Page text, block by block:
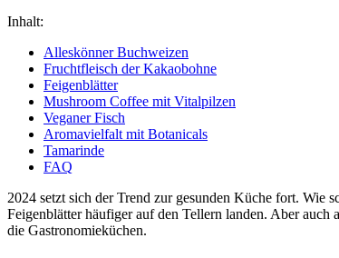
Inhalt:
Alleskönner Buchweizen
Fruchtfleisch der Kakaobohne
Feigenblätter
Mushroom Coffee mit Vitalpilzen
Veganer Fisch
Aromavielfalt mit Botanicals
Tamarinde
FAQ
2024 setzt sich der Trend zur gesunden Küche fort. Wie
Feigenblätter häufiger auf den Tellern landen. Aber
die Gastronomieküchen.